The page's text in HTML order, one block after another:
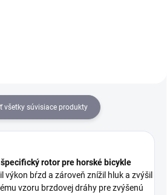
všetky súvisiace produkty
rotor pre horské bicykle
výkon bŕzd a zároveň znížil hluk a zvýšil
vzoru brzdovej dráhy pre zvýšenú